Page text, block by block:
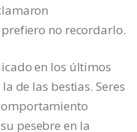
no recordarlo.
en los últimos
de las bestias. Seres
pesebre en la